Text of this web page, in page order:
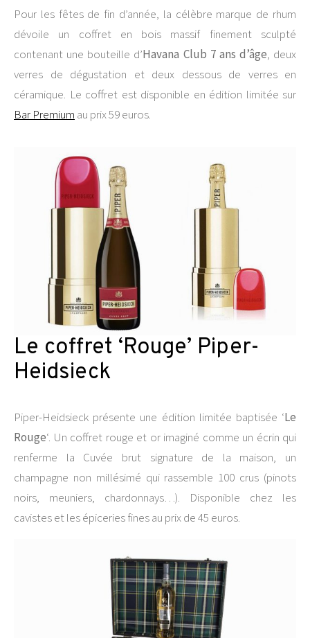
Pour les fêtes de fin d’année, la célèbre marque de rhum
dévoile un coffret en bois massif finement sculpté
contenant une bouteille d’Havana Club 7 ans d’âge, deux
verres de dégustation et deux dessous de verres en
céramique. Le coffret est disponible en édition limitée sur
Bar Premium au prix 59 euros.
Le coffret ‘Rouge’ Piper-
Heidsieck
Piper-Heidsieck présente une édition limitée baptisée ‘Le
Rouge‘. Un coffret rouge et or imaginé comme un écrin qui
renferme la Cuvée brut signature de la maison, un
champagne non millésimé qui rassemble 100 crus (pinots
noirs, meuniers, chardonnays…). Disponible chez les
cavistes et les épiceries fines au prix de 45 euros.